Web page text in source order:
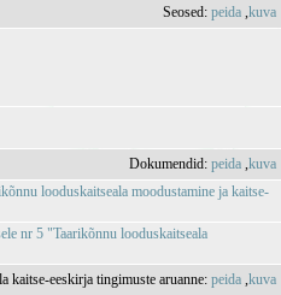
Seosed:peida ,kuva
Dokumendid:peida ,kuva
looduskaitseala moodustamine ja kaitse-
nr 5 "Taarikõnnu looduskaitseala
kaitse-eeskirja tingimuste aruanne:peida ,kuva